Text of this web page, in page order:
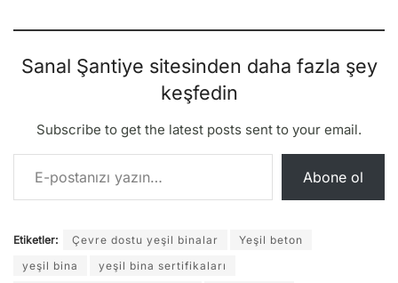
Sanal Şantiye sitesinden daha fazla şey
keşfedin
Subscribe to get the latest posts sent to your email.
E-postanızı yazın…
Abone ol
Etiketler: Çevre dostu yeşil binalar
Yeşil beton
yeşil bina
yeşil bina sertifikaları